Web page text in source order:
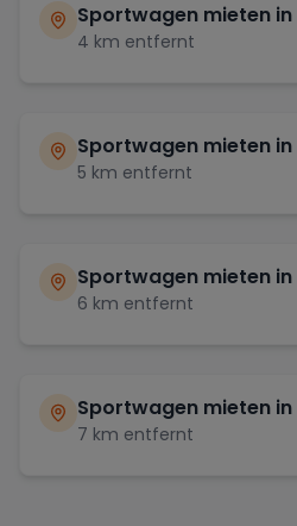
Sportwagen mieten in
4 km entfernt
Sportwagen mieten in
5 km entfernt
Sportwagen mieten in
6 km entfernt
Sportwagen mieten in
7 km entfernt